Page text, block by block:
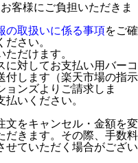
客様にご負担いただきま
の取扱いに係る事項をご確
さい。
だけます。
に対してお支払い用バーコ
付します（楽天市場の指示
ョンズよりご請求しま
いください。
文をキャンセル・金額を変
だきます。その際、手数料
せていただく場合がござい